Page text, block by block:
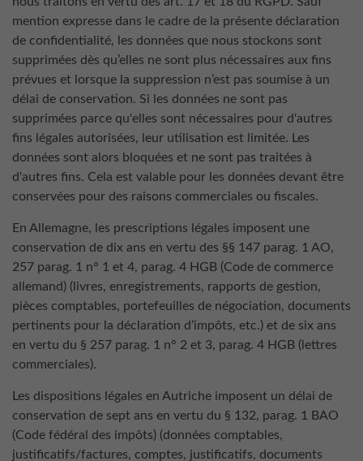
mention expresse dans le cadre de la présente déclaration
de confidentialité, les données que nous stockons sont
supprimées dès qu’elles ne sont plus nécessaires aux fins
prévues et lorsque la suppression n’est pas soumise à un
délai de conservation. Si les données ne sont pas
supprimées parce qu'elles sont nécessaires pour d'autres
fins légales autorisées, leur utilisation est limitée. Les
données sont alors bloquées et ne sont pas traitées à
d'autres fins. Cela est valable pour les données devant être
conservées pour des raisons commerciales ou fiscales.
En Allemagne, les prescriptions légales imposent une
conservation de dix ans en vertu des §§ 147 parag. 1 AO,
257 parag. 1 n° 1 et 4, parag. 4 HGB (Code de commerce
allemand) (livres, enregistrements, rapports de gestion,
pièces comptables, portefeuilles de négociation, documents
pertinents pour la déclaration d’impôts, etc.) et de six ans
en vertu du § 257 parag. 1 n° 2 et 3, parag. 4 HGB (lettres
commerciales).
Les dispositions légales en Autriche imposent un délai de
conservation de sept ans en vertu du § 132, parag. 1 BAO
(Code fédéral des impôts) (données comptables,
justificatifs/factures, comptes, justificatifs, documents